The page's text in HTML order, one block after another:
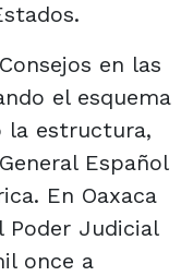
en las
el esquema
la estructura,
Español
En Oaxaca
Poder Judicial
once a